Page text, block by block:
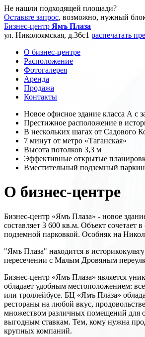
Не нашли подходящей площади?
Оставьте запрос, возможно, нужный
Бизнес-центр Ямъ Плаза
ул. Николоямская, д.36c1 распечатать
О бизнес-центре
Расположение
Фотогалерея
Аренда
Продажа
Контакты
Новое офисное здание класса А c
Престижное расположение в
В нескольких шагах от Садового
7 минут от метро «Таганская»
Высота потолков 3,3 м
Эффективные открытые
Вместительный подземный
О бизнес-центре
Бизнес-центр «Ямъ Плаза» - новое
составляет 3 600 кв.м. Объект
подземной парковкой. Особняк на
"Ямъ Плаза" находится в
пересечении с Малым Дровяным
Бизнес-центр «Ямъ Плаза» является
обладает удобным местоположением:
или троллейбусе. БЦ «Ямъ Плаза»
рестораны на любой вкус,
множеством различных помещений для
выгодным ставкам. Тем, кому нужна
крупных компаний.